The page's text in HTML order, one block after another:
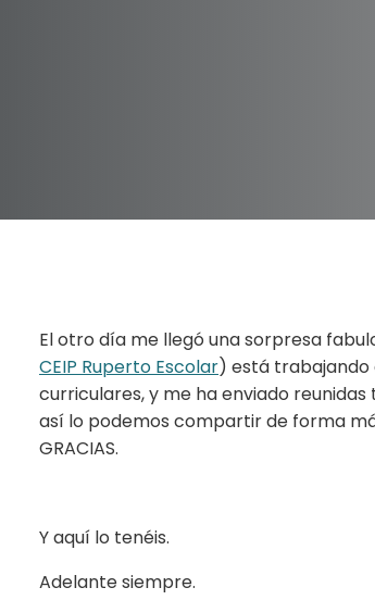
El otro día me llegó una sorpresa
CEIP Ruperto Escolar) está
curriculares, y me ha enviado
así lo podemos compartir de forma
GRACIAS.
Y aquí lo tenéis.
Adelante siempre.